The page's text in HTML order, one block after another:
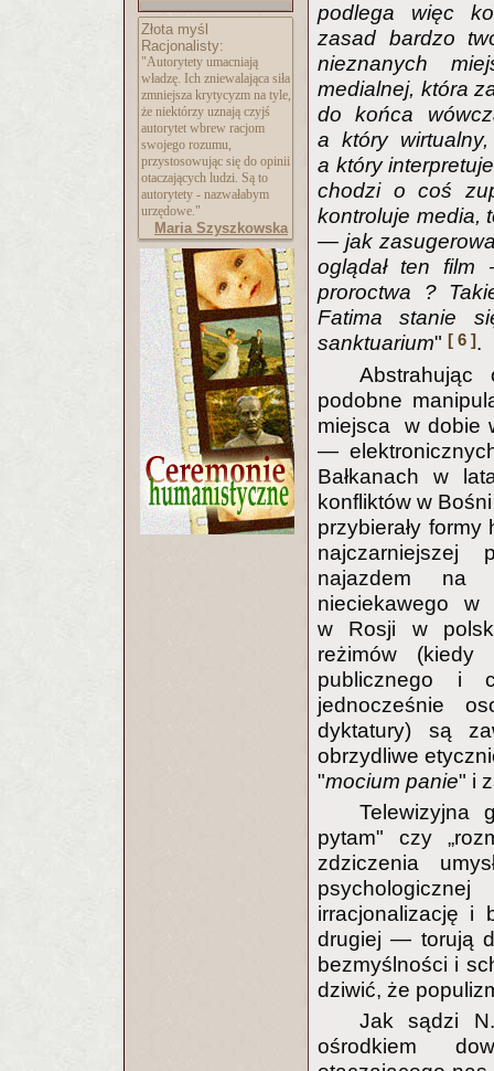
Złota myśl
Racjonalisty:
"Autorytety umacniają
władzę. Ich zniewalająca siła
zmniejsza krytycyzm na tyle,
że niektórzy uznają czyjś
autorytet wbrew racjom
swojego rozumu,
przystosowując się do opinii
otaczających ludzi. Są to
autorytety - nazwałabym
urzędowe."
Maria Szyszkowska
podlega więc
zasad bardzo
nieznanych
medialnej, która
do końca
a który
a który
chodzi o coś
kontroluje media,
— jak
oglądał ten film
proroctwa ?
Fatima stanie
sanktuarium" [ 6 ].
podobne
miejsca w dobie
—
Bałkanach w
konfliktów w
przybierały
najczarniejszej
najazdem na
nieciekawego
w Rosji w
reżimów (kiedy
publicznego i
jednocześnie
dyktatury) są
obrzydliwe
"mocium panie" i
Telewizyjna
pytam" czy
zdziczenia
irracjonalizację i
drugiej — torują
bezmyślności i
dziwić, że
Jak sądzi
ośrodkiem